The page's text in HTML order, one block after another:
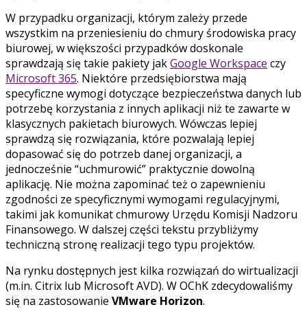
W przypadku organizacji, którym zależy przede
wszystkim na przeniesieniu do chmury środowiska pracy
biurowej, w większości przypadków doskonale
sprawdzają się takie pakiety jakGoogle Workspace czy
Microsoft 365. Niektóre przedsiębiorstwa mają
specyficzne wymogi dotyczące bezpieczeństwa danych lub
potrzebę korzystania z innych aplikacji niż te zawarte w
klasycznych pakietach biurowych. Wówczas lepiej
sprawdzą się rozwiązania, które pozwalają lepiej
dopasować się do potrzeb danej organizacji, a
jednocześnie “uchmurowić” praktycznie dowolną
aplikację. Nie można zapominać też o zapewnieniu
zgodności ze specyficznymi wymogami regulacyjnymi,
takimi jak komunikat chmurowy Urzędu Komisji Nadzoru
Finansowego. W dalszej części tekstu przybliżymy
techniczną stronę realizacji tego typu projektów.
Na rynku dostępnych jest kilka rozwiązań do wirtualizacji
(m.in. Citrix lub Microsoft AVD). W OChK zdecydowaliśmy
się na zastosowanie VMware Horizon.